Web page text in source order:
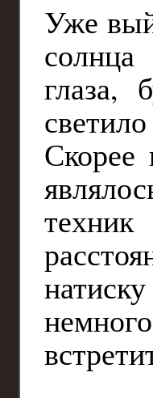
Уже
глаза,
Скорее